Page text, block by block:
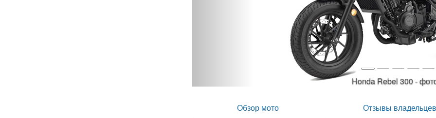
Honda Rebel 300 -
Обзор мото Отзывы владельцев